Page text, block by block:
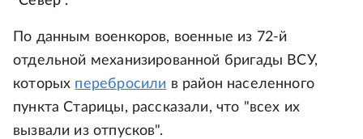
По данным военкоров, военные из 72-й
отдельной механизированной бригады ВСУ,
которых перебросили в район населенного
пункта Старицы, рассказали, что "всех их
вызвали из отпусков".